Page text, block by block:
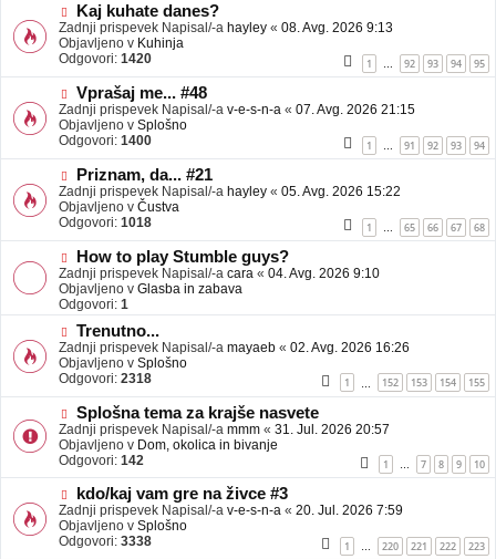
N
o
v
e
b
a
v
e
Kaj kuhate danes?
Zadnji prispevek Napisal/-a hayley « 08. Avg. 2026 9:13
Objavljeno v Kuhinja
Odgovori: 1420 1 … 92 93 94 95
N
o
v
e
b
a
v
e
Vprašaj me... #48
Zadnji prispevek Napisal/-a v-e-s-n-a « 07. Avg. 2026 21:15
Objavljeno v Splošno
Odgovori: 1400 1 … 91 92 93 94
N
o
v
e
b
a
v
e
Priznam, da... #21
Zadnji prispevek Napisal/-a hayley « 05. Avg. 2026 15:22
Objavljeno v Čustva
Odgovori: 1018 1 65 66 67 68
N
o
v
e
o
b
j
a
v
e
How to play Stumble guys?
Zadnji prispevek Napisal/-a cara « 04. Avg. 2026 9:10
Objavljeno v Glasba in zabava
Odgovori: 1
N
o
v
e
o
b
a
v
e
Trenutno...
Zadnji prispevek Napisal/-a mayaeb « 02. Avg. 2026 16:26
Objavljeno v Splošno
Odgovori: 2318 1 152 153 154 155
N
o
v
e
o
b
a
v
e
Splošna tema za krajše nasvete
Zadnji prispevek Napisal/-a mmm « 31. Jul. 2026 20:57
Objavljeno v Dom, okolica in bivanje
Odgovori: 142 1 … 7 8 9 10
N
o
v
e
kdo/kaj vam gre na živce #3
Zadnji prispevek Napisal/-a v-e-s-n-a « 20. Jul. 2026 7:59
Objavljeno v Splošno
Odgovori: 3338 1 … 220 221 222 223